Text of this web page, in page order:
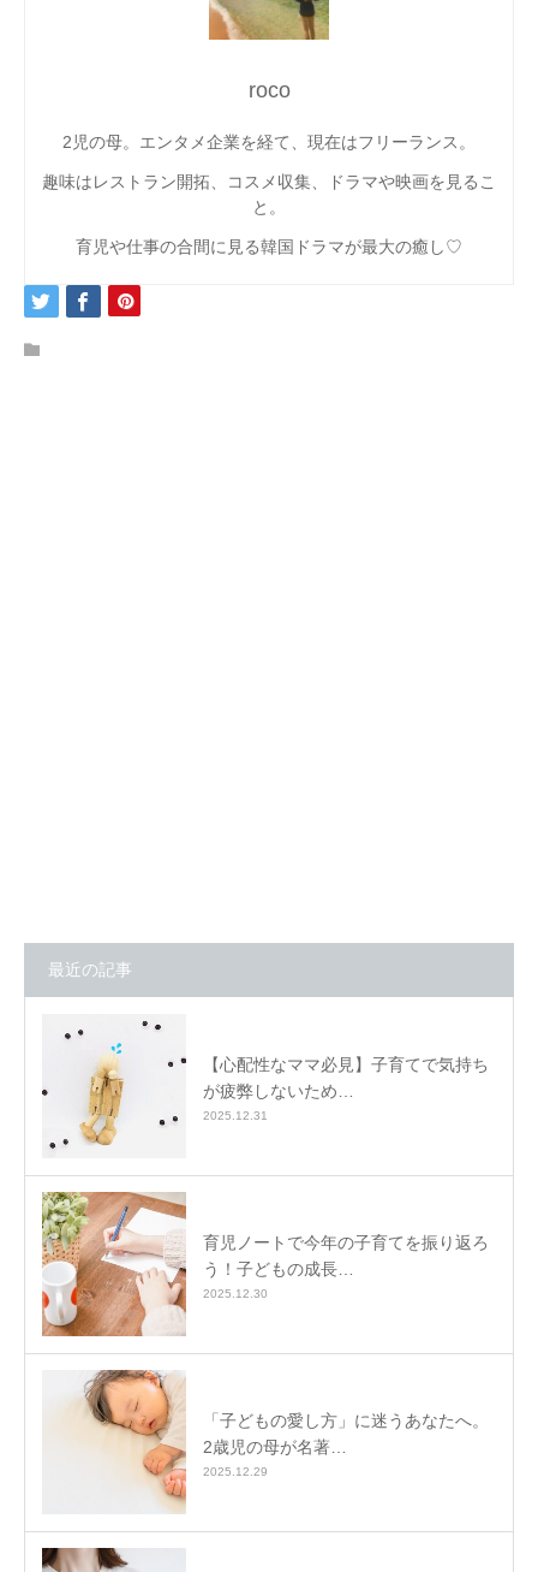
roco
2児の母。エンタメ企業を経て、現在はフリーランス。
趣味はレストラン開拓、コスメ収集、ドラマや映画を見るこ
と。
育児や仕事の合間に見る韓国ドラマが最大の癒し♡
最近の記事
【心配性なママ必見】子育てで気持ち
が疲弊しないため…
2025.12.31
育児ノートで今年の子育てを振り返ろ
う！子どもの成長…
2025.12.30
「子どもの愛し方」に迷うあなたへ。
2歳児の母が名著…
2025.12.29